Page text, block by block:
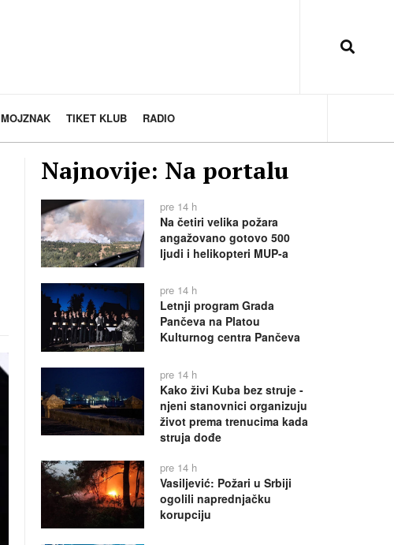
MOJZNAK TIKET KLUB RADIO
Najnovije: Na portalu
pre 14 h
Na četiri velika požara
angažovano gotovo 500
ljudi i helikopteri MUP-a
pre 14 h
Letnji program Grada
Pančeva na Platou
Kulturnog centra Pančeva
pre 14 h
Kako živi Kuba bez struje -
njeni stanovnici organizuju
život prema trenucima kada
struja dođe
pre 14 h
Vasiljević: Požari u Srbiji
ogolili naprednjačku
korupciju